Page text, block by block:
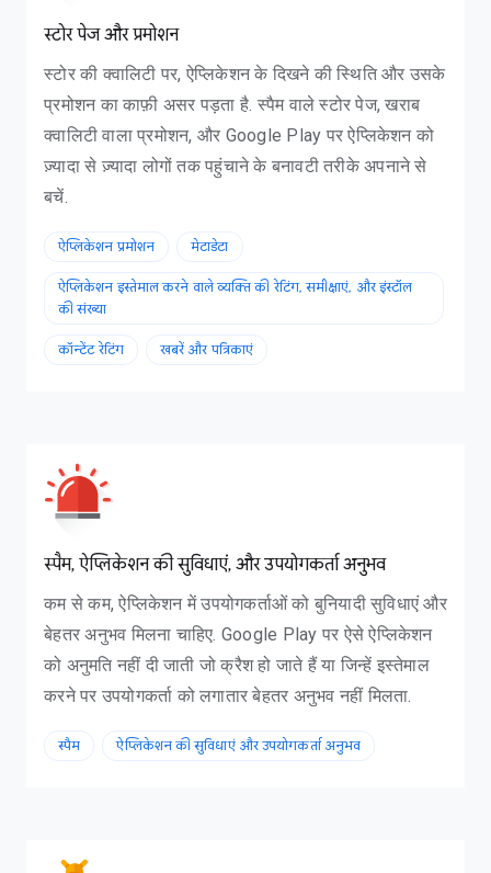
स्टोर पेज और प्रमोशन
स्टोर की क्वालिटी पर, ऐप्लिकेशन के दिखने की स्थिति और उसके
प्रमोशन का काफ़ी असर पड़ता है. स्पैम वाले स्टोर पेज, खराब
क्वालिटी वाला प्रमोशन, और Google Play पर ऐप्लिकेशन को
ज़्यादा से ज़्यादा लोगों तक पहुंचाने के बनावटी तरीके अपनाने से
बचें.
ऐप्लिकेशन प्रमोशन मेटाडेटा
ऐप्लिकेशन इस्तेमाल करने वाले व्यक्ति की रेटिंग, समीक्षाएं, और इंस्टॉल
की संख्या
कॉन्टेंट रेटिंग खबरें और पत्रिकाएं
स्पैम, ऐप्लिकेशन की सुविधाएं, और उपयोगकर्ता अनुभव
कम से कम, ऐप्लिकेशन में उपयोगकर्ताओं को बुनियादी सुविधाएं और
बेहतर अनुभव मिलना चाहिए. Google Play पर ऐसे ऐप्लिकेशन
को अनुमति नहीं दी जाती जो क्रैश हो जाते हैं या जिन्हें इस्तेमाल
करने पर उपयोगकर्ता को लगातार बेहतर अनुभव नहीं मिलता.
स्पैम ऐप्लिकेशन की सुविधाएं और उपयोगकर्ता अनुभव